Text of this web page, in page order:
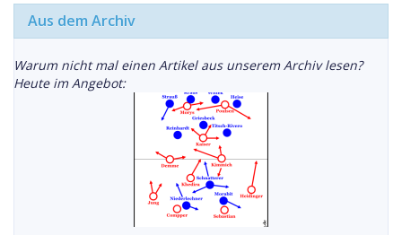
Aus dem Archiv
Warum nicht mal einen Artikel aus unserem Archiv lesen?
Heute im Angebot: